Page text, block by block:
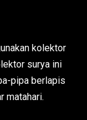
kolektor
surya ini
pipa berlapis
matahari.